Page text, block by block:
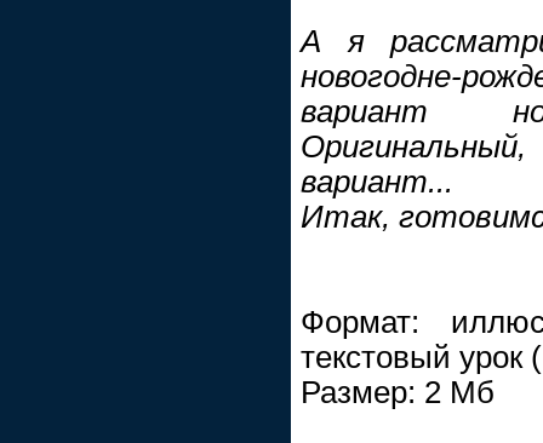
А я
новогодне-
вариант
вариант...
Итак,
Формат:
текстовый урок
Размер: 2 Мб